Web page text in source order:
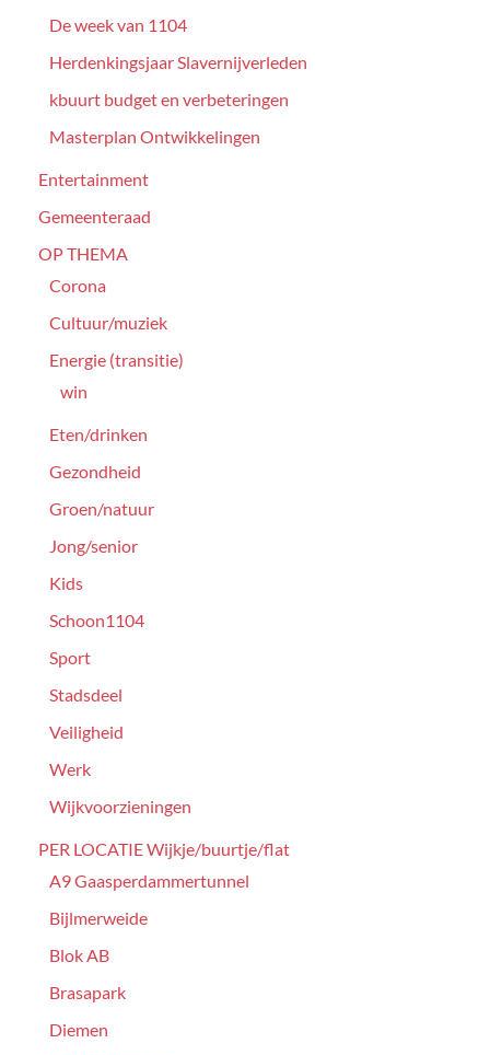
De week van 1104
Herdenkingsjaar Slavernijverleden
kbuurt budget en verbeteringen
Masterplan Ontwikkelingen
Entertainment
Gemeenteraad
OP THEMA
Corona
Cultuur/muziek
Energie (transitie)
win
Eten/drinken
Gezondheid
Groen/natuur
Jong/senior
Kids
Schoon1104
Sport
Stadsdeel
Veiligheid
Werk
Wijkvoorzieningen
PER LOCATIE Wijkje/buurtje/flat
A9 Gaasperdammertunnel
Bijlmerweide
Blok AB
Brasapark
Diemen